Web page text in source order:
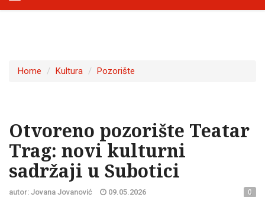
Home Kultura Pozorište
Otvoreno pozorište Teatar
Trag: novi kulturni
sadržaji u Subotici
autor: Jovana Jovanović 09.05.2026 0